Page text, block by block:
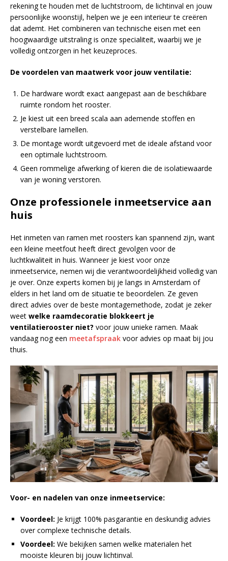
rekening te houden met de luchtstroom, de lichtinval en jouw
persoonlijke woonstijl, helpen we je een interieur te creëren
dat ademt. Het combineren van technische eisen met een
hoogwaardige uitstraling is onze specialiteit, waarbij we je
volledig ontzorgen in het keuzeproces.
De voordelen van maatwerk voor jouw ventilatie:
De hardware wordt exact aangepast aan de beschikbare
ruimte rondom het rooster.
Je kiest uit een breed scala aan ademende stoffen en
verstelbare lamellen.
De montage wordt uitgevoerd met de ideale afstand voor
een optimale luchtstroom.
Geen rommelige afwerking of kieren die de isolatiewaarde
van je woning verstoren.
Onze professionele inmeetservice aan
huis
Het inmeten van ramen met roosters kan spannend zijn, want
een kleine meetfout heeft direct gevolgen voor de
luchtkwaliteit in huis. Wanneer je kiest voor onze
inmeetservice, nemen wij die verantwoordelijkheid volledig van
je over. Onze experts komen bij je langs in Amsterdam of
elders in het land om de situatie te beoordelen. Ze geven
direct advies over de beste montagemethode, zodat je zeker
weet welke raamdecoratie blokkeert je
ventilatierooster niet? voor jouw unieke ramen. Maak
vandaag nog een meetafspraak voor advies op maat bij jou
thuis.
Voor- en nadelen van onze inmeetservice:
Voordeel: Je krijgt 100% pasgarantie en deskundig advies
over complexe technische details.
Voordeel: We bekijken samen welke materialen het
mooiste kleuren bij jouw lichtinval.